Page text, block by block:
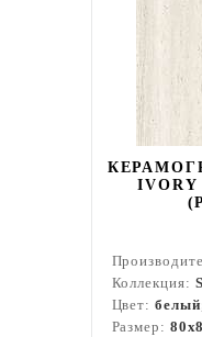
IVORY
Коллекция:
Цвет:
Размер: